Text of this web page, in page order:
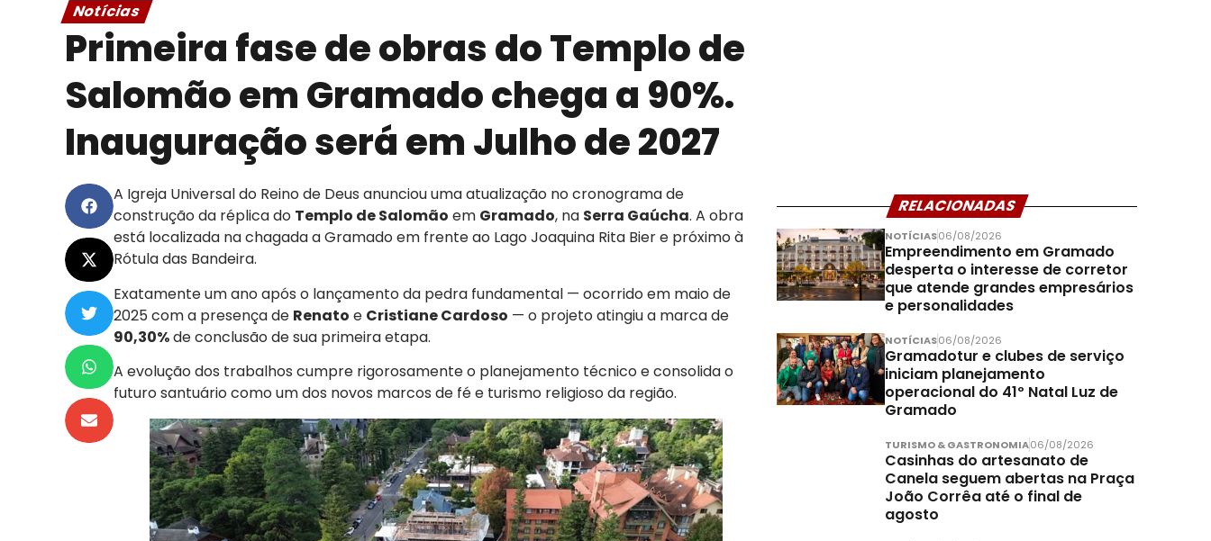
Notícias
Primeira fase de obras do Templo de
Salomão em Gramado chega a 90%.
Inauguração será em Julho de 2027
A Igreja Universal do Reino de Deus anunciou uma atualização no cronograma de
construção da réplica do Templo de Salomão em Gramado, na Serra Gaúcha. A obra
está localizada na chagada a Gramado em frente ao Lago Joaquina Rita Bier e próximo à
Rótula das Bandeira.
Exatamente um ano após o lançamento da pedra fundamental — ocorrido em maio de
2025 com a presença de Renato e Cristiane Cardoso — o projeto atingiu a marca de
90,30%de conclusão de sua primeira etapa.
A evolução dos trabalhos cumpre rigorosamente o planejamento técnico e consolida o
futuro santuário como um dos novos marcos de fé e turismo religioso da região.
RELACIONADAS
NOTÍCIAS06/08/2026
Empreendimento em Gramado
desperta o interesse de corretor
que atende grandes empresários
e personalidades
NOTÍCIAS06/08/2026
Gramadotur e clubes de serviço
iniciam planejamento
operacional do 41º Natal Luz de
Gramado
TURISMO & GASTRONOMIA06/08/2026
Casinhas do artesanato de
Canela seguem abertas na Praça
João Corrêa até o final de
agosto